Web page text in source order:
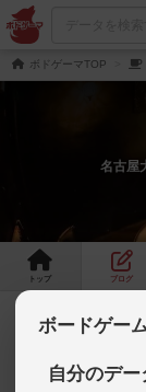
ボドゲーマTOP
名古屋
トップ ブログ
3/21(金) 18
ボードゲー
自分のデー